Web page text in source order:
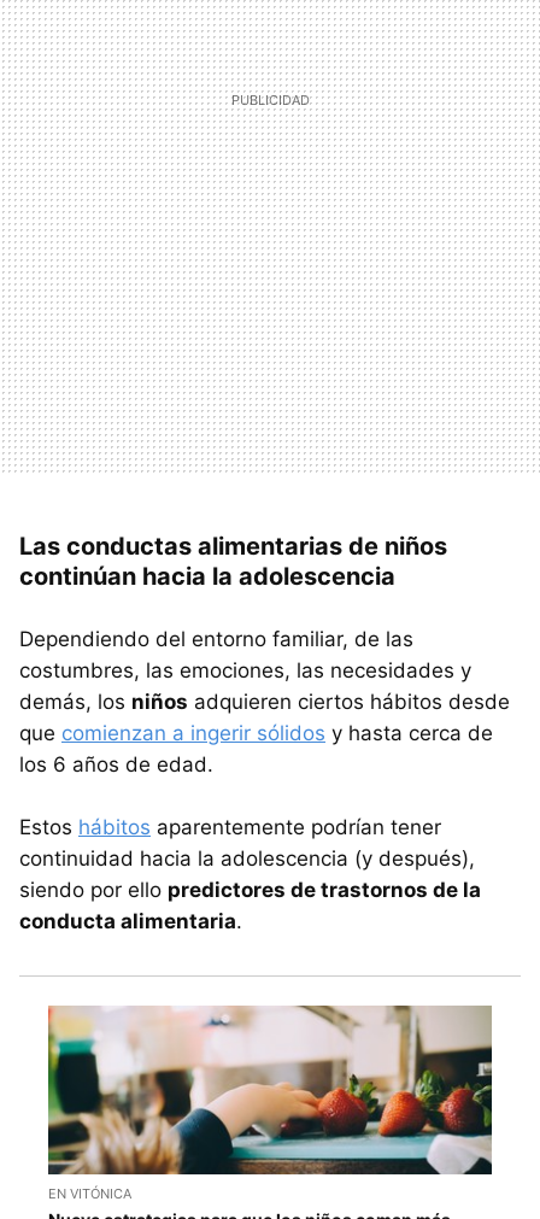
Las conductas alimentarias de niños
continúan hacia la adolescencia
Dependiendo del entorno familiar, de las
costumbres, las emociones, las necesidades y
demás, los niños adquieren ciertos hábitos desde
que comienzan a ingerir sólidos y hasta cerca de
los 6 años de edad.
Estos hábitos aparentemente podrían tener
continuidad hacia la adolescencia (y después),
siendo por ello predictores de trastornos de la
conducta alimentaria.
EN VITÓNICA